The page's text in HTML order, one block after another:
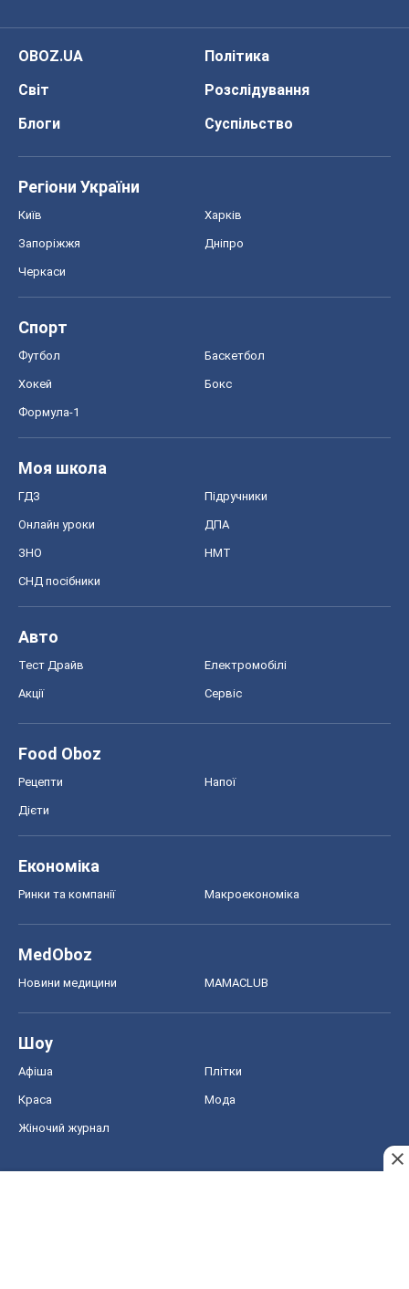
OBOZ.UA
Політика
Світ
Розслідування
Блоги
Суспільство
Регіони України
Київ Харків
Запоріжжя Дніпро
Черкаси
Спорт
Футбол Баскетбол
Хокей Бокс
Формула-1
Моя школа
ГДЗ Підручники
Онлайн уроки ДПА
ЗНО НМТ
СНД посібники
Авто
Тест Драйв Електромобілі
Акції Сервіс
Food Oboz
Рецепти Напої
Дієти
Економіка
Ринки та компанії Макроекономіка
MedOboz
Новини медицини MAMACLUB
Шоу
Афіша Плітки
Краса Мода
Жіночий журнал